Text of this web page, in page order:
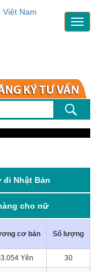
đi Nhật Bản
cho nữ
cơ bản Số lượng
Yên 30